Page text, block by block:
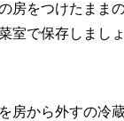
房をつけたまま
室で保存しましょ
房から外すの冷